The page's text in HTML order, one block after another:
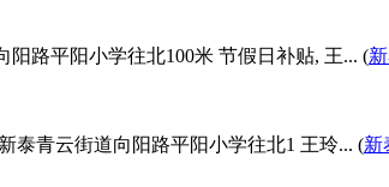
路平阳小学往北100米 节假日补贴, 王... (
泰青云街道向阳路平阳小学往北1 王玲... (新